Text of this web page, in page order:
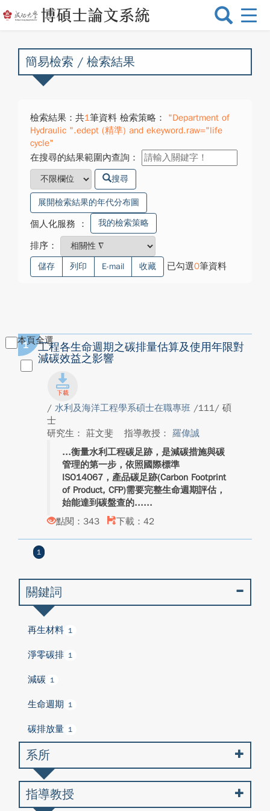
選
換
簡易檢索 / 檢索結果
檢索結果：共1筆資料 檢索策略：
"Department of
Hydraulic ".edept (精準) and ekeyword.raw="life
cycle"
在搜尋的結果範圍內查詢：
搜尋
展開檢索結果的年代分布圖
個人化服務 ： 我的檢索策略
排序：
儲存 列印 E-mail 收藏 已勾選0筆資料
本頁全選
1
工程各生命週期之碳排量估算及使用年限對
減碳效益之影響
/ 水利及海洋工程學系碩士在職專班 /111/ 碩
士
研究生： 莊文斐
指導教授： 羅偉誠
衡量水利工程碳足跡，是減碳措施與碳
管理的第一步，依照國際標準
ISO14067，產品碳足跡(Carbon Footprint
of Product, CFP)需要完整生命週期評估，
始能達到碳盤查的...
點閱：343
下載：42
1
關鍵詞
再生材料 1
淨零碳排 1
減碳 1
生命週期 1
碳排放量 1
系所
指導教授